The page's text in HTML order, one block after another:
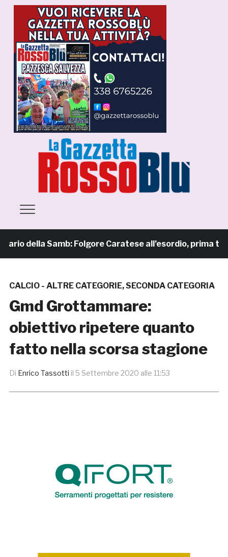
della Samb: Folgore Caratese all’esordio, prima
CALCIO - ALTRE CATEGORIE,SECONDA CATEGORIA
Gmd Grottammare:
obiettivo ripetere quanto
fatto nella scorsa stagione
Di Enrico Tassotti il 5 Settembre 2020 alle 11:53